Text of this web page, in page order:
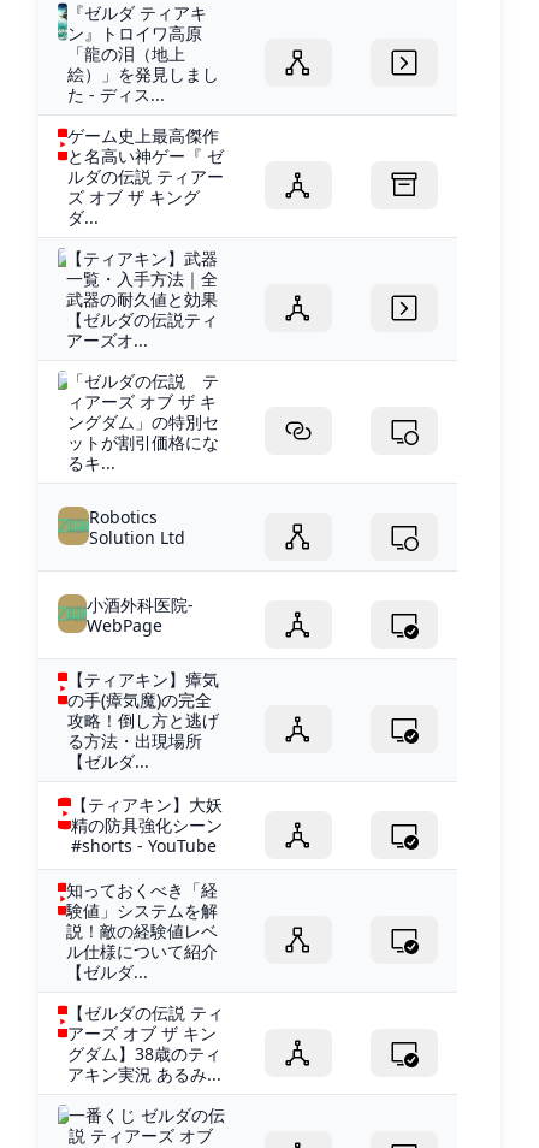
『ゼルダ ティアキ
ン』トロイワ高原
「龍の泪（地上
絵）」を発見しまし
た - ディス...
ゲーム史上最高傑作
と名高い神ゲー『 ゼ
ルダの伝説 ティアー
ズ オブ ザ キング
ダ...
【ティアキン】武器
一覧・入手方法｜全
武器の耐久値と効果
【ゼルダの伝説ティ
アーズオ...
「ゼルダの伝説 テ
ィアーズ オブ ザ キ
ングダム」の特別セ
ットが割引価格にな
るキ...
Robotics
Solution Ltd
小酒外科医院-
WebPage
【ティアキン】瘴気
の手(瘴気魔)の完全
攻略！倒し方と逃げ
る方法・出現場所
【ゼルダ...
【ティアキン】大妖
精の防具強化シーン
#shorts - YouTube
知っておくべき「経
験値」システムを解
説！敵の経験値レベ
ル仕様について紹介
【ゼルダ...
【ゼルダの伝説 ティ
アーズ オブ ザ キン
グダム】38歳のティ
アキン実況 あるみ...
一番くじ ゼルダの伝
説 ティアーズ オブ